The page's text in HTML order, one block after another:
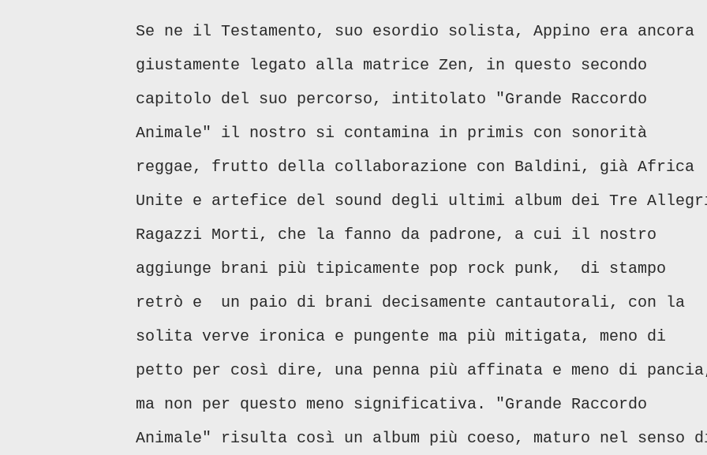
Se ne il Testamento, suo esordio solista, Appino era ancora
giustamente legato alla matrice Zen, in questo secondo
capitolo del suo percorso, intitolato "Grande Raccordo
Animale" il nostro si contamina in primis con sonorità
reggae, frutto della collaborazione con Baldini, già Africa
Unite e artefice del sound degli ultimi album dei Tre
Ragazzi Morti, che la fanno da padrone, a cui il nostro
aggiunge brani più tipicamente pop rock punk, di stampo
retrò e un paio di brani decisamente cantautorali, con la
solita verve ironica e pungente ma più mitigata, meno di
petto per così dire, una penna più affinata e meno di
ma non per questo meno significativa. "Grande Raccordo
Animale" risulta così un album più coeso, maturo nel senso